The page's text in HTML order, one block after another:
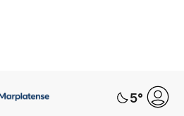
5°